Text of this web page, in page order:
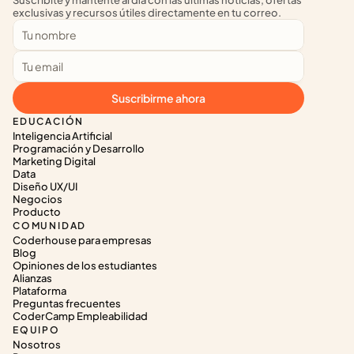
EDUCACIÓN
Inteligencia Artificial
Programación y Desarrollo
Marketing Digital
Data
Diseño UX/UI
Negocios
Producto
COMUNIDAD
Coderhouse para empresas
Blog
Opiniones de los estudiantes
Alianzas
Plataforma
Preguntas frecuentes
CoderCamp Empleabilidad
EQUIPO
Nosotros
exclusivas y recursos útiles directamente en tu correo.
Suscribirme ahora